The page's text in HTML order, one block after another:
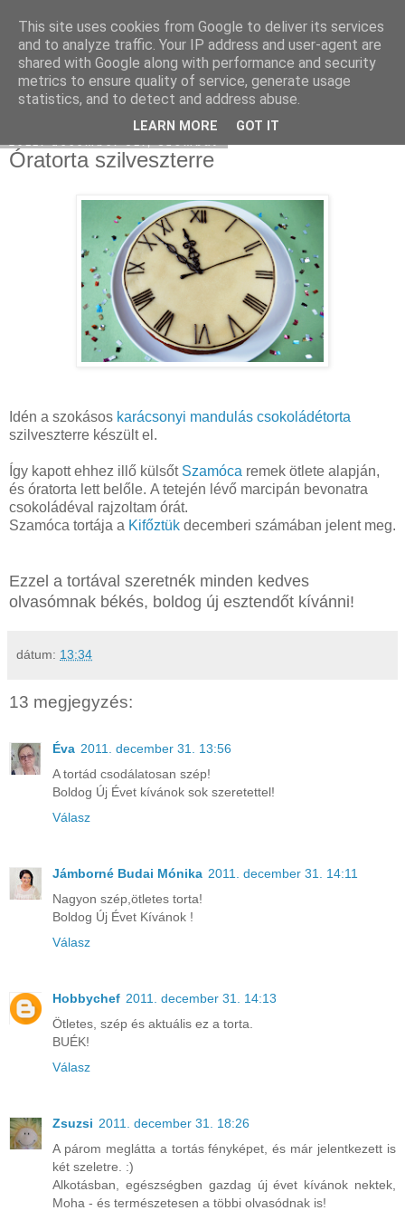
Moha Konyha
Óratorta szilveszterre
Idén a szokásos karácsonyi mandulás csokoládétorta
szilveszterre készült el.
Így kapott ehhez illő külsőt Szamóca remek ötlete alapján,
és óratorta lett belőle. A tetején lévő marcipán bevonatra
csokoládéval rajzoltam órát.
Szamóca tortája a Kifőztük decemberi számában jelent meg.
Ezzel a tortával szeretnék minden kedves
olvasómnak békés, boldog új esztendőt kívánni!
dátum: 13:34
13 megjegyzés:
Éva 2011. december 31. 13:56
A tortád csodálatosan szép!
Boldog Új Évet kívánok sok szeretettel!
Válasz
Jámborné Budai Mónika 2011. december 31. 14:11
Nagyon szép,ötletes torta!
Boldog Új Évet Kívánok !
Válasz
Hobbychef 2011. december 31. 14:13
Ötletes, szép és aktuális ez a torta.
BUÉK!
Válasz
Zsuzsi 2011. december 31. 18:26
A párom meglátta a tortás fényképet, és már jelentkezett is
két szeletre. :)
Alkotásban, egészségben gazdag új évet kívánok nektek,
Moha - és természetesen a többi olvasódnak is!
This site uses cookies from Google to deliver its services
and to analyze traffic. Your IP address and user-agent are
shared with Google along with performance and security
metrics to ensure quality of service, generate usage
statistics, and to detect and address abuse.
LEARN MORE GOT IT